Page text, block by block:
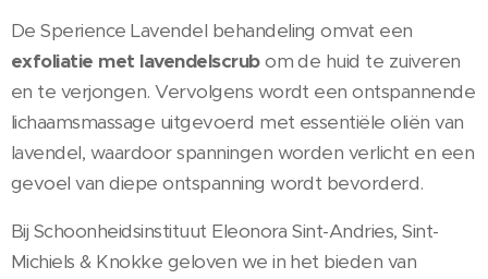
De Sperience Lavendel behandeling omvat een
exfoliatie met lavendelscrubom de huid te zuiveren
en te verjongen. Vervolgens wordt een ontspannende
lichaamsmassage uitgevoerd met essentiële oliën van
lavendel, waardoor spanningen worden verlicht en een
gevoel van diepe ontspanning wordt bevorderd.
Bij Schoonheidsinstituut Eleonora Sint-Andries, Sint-
Michiels & Knokke geloven we in het bieden van